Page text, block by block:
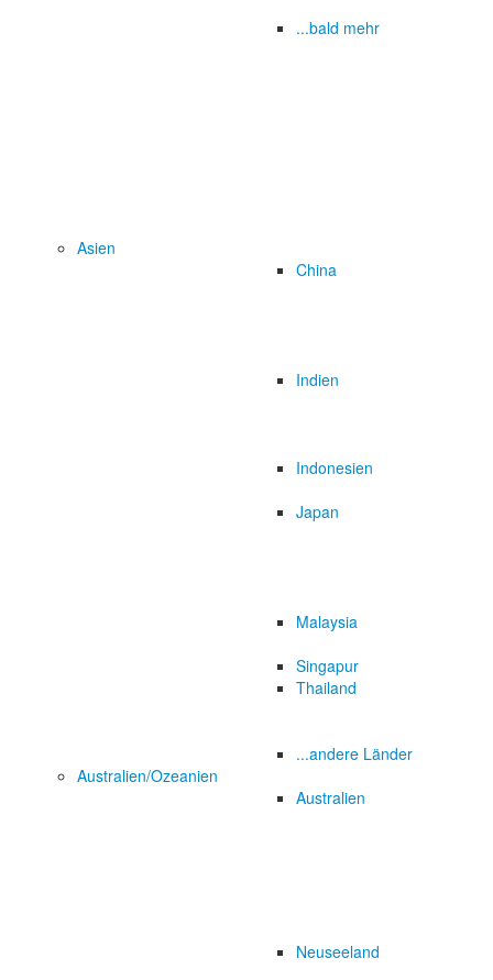
...bald mehr
Asien
China
Indien
Indonesien
Japan
Malaysia
Singapur
Thailand
...andere Länder
Australien/Ozeanien
Australien
Neuseeland